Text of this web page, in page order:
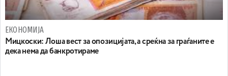
ЕКОНОМИЈА
Мицкоски: Лоша вест за опозицијата, а среќна за граѓаните е
дека нема да банкротираме